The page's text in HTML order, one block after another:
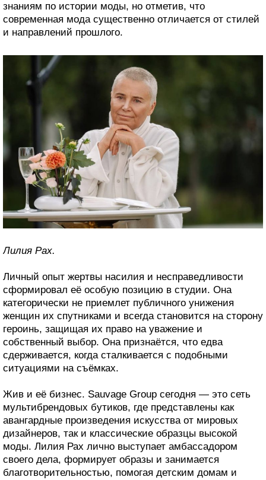
знаниям по истории моды, но отметив, что
современная мода существенно отличается от стилей
и направлений прошлого.
Лилия Рах.
Личный опыт жертвы насилия и несправедливости
сформировал её особую позицию в студии. Она
категорически не приемлет публичного унижения
женщин их спутниками и всегда становится на сторону
героинь, защищая их право на уважение и
собственный выбор. Она признаётся, что едва
сдерживается, когда сталкивается с подобными
ситуациями на съёмках.
Жив и её бизнес. Sauvage Group сегодня — это сеть
мультибрендовых бутиков, где представлены как
авангардные произведения искусства от мировых
дизайнеров, так и классические образцы высокой
моды. Лилия Рах лично выступает амбассадором
своего дела, формирует образы и занимается
благотворительностью, помогая детским домам и